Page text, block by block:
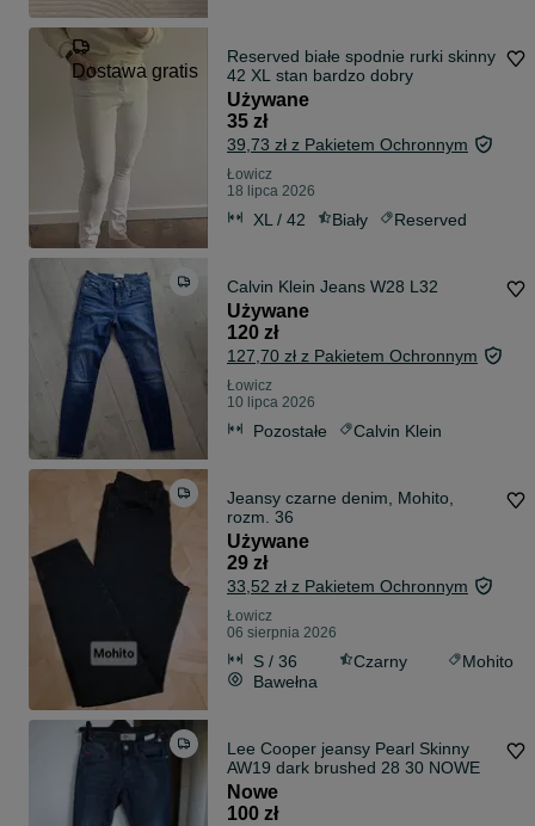
Dostawa gratis
Reserved białe spodnie rurki skinny
42 XL stan bardzo dobry
Używane
35 zł
39,73 zł z Pakietem Ochronnym
Łowicz
18 lipca 2026
XL / 42 Biały Reserved
Calvin Klein Jeans W28 L32
Używane
120 zł
127,70 zł z Pakietem Ochronnym
Łowicz
10 lipca 2026
Pozostałe Calvin Klein
Jeansy czarne denim, Mohito,
rozm. 36
Używane
29 zł
33,52 zł z Pakietem Ochronnym
Łowicz
06 sierpnia 2026
S / 36 Czarny
Mohito
Bawełna
Lee Cooper jeansy Pearl Skinny
AW19 dark brushed 28 30 NOWE
Nowe
100 zł